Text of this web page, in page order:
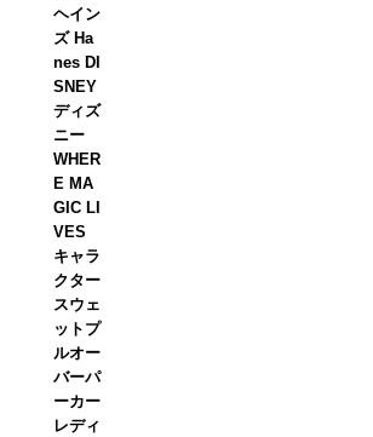
ヘイン
ズ Ha
nes DI
SNEY
ディズ
ニー
WHER
E MA
GIC LI
VES
キャラ
クター
スウェ
ットプ
ルオー
バーパ
ーカー
レディ